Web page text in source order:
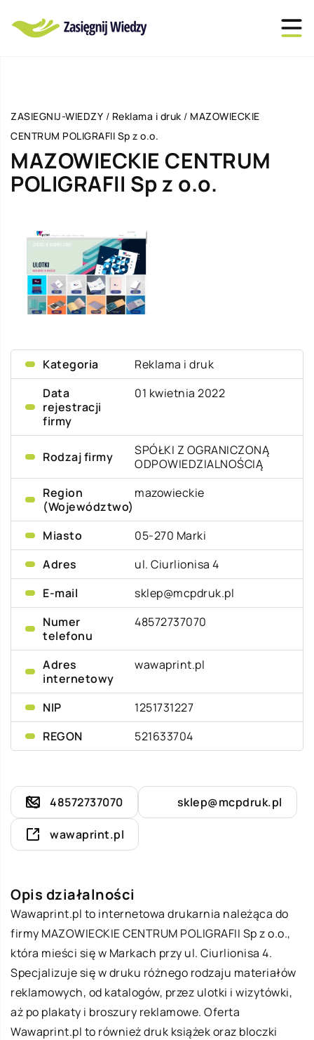
ZASIEGNIJ-WIEDZY / Reklama i druk / MAZOWIECKIE
CENTRUM POLIGRAFII Sp z o.o.
MAZOWIECKIE CENTRUM
POLIGRAFII Sp z o.o.
Kategoria
Reklama i druk
Data
rejestracji
firmy
01 kwietnia 2022
Rodzaj firmy
SPÓŁKI Z OGRANICZONĄ
ODPOWIEDZIALNOŚCIĄ
Region
(Województwo)
mazowieckie
Miasto
05-270 Marki
Adres
ul. Ciurlionisa 4
E-mail
sklep@mcpdruk.pl
Numer
telefonu
48572737070
Adres
internetowy
wawaprint.pl
NIP
1251731227
REGON
521633704
48572737070 sklep@mcpdruk.pl
wawaprint.pl
Opis działalności
Wawaprint.pl to internetowa drukarnia należąca do
firmy MAZOWIECKIE CENTRUM POLIGRAFII Sp z o.o.,
która mieści się w Markach przy ul. Ciurlionisa 4.
Specjalizuje się w druku różnego rodzaju materiałów
reklamowych, od katalogów, przez ulotki i wizytówki,
aż po plakaty i broszury reklamowe. Oferta
Wawaprint.pl to również druk książek oraz bloczki